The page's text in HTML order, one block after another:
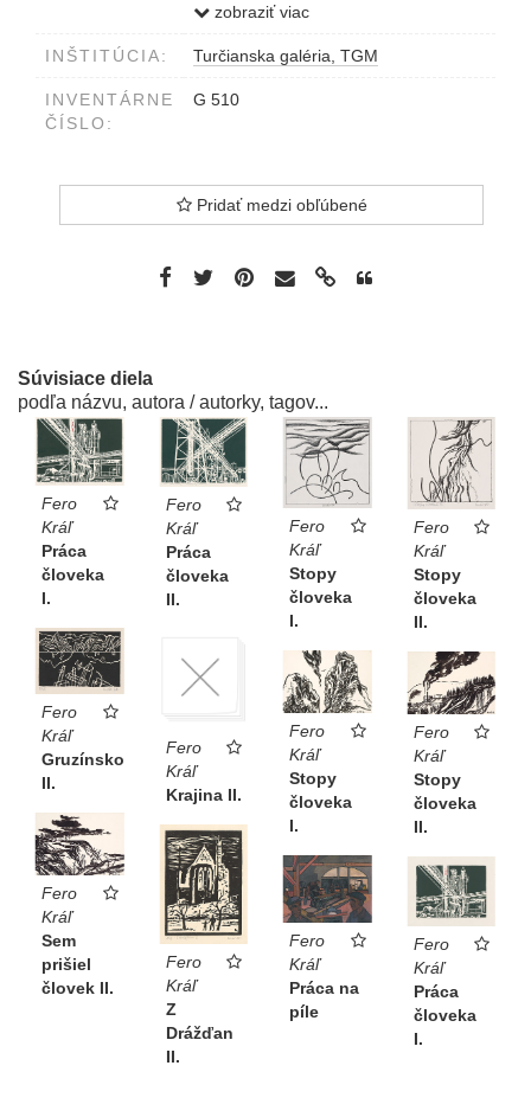
magnezitky v Lubeníku)
zobraziť viac
INŠTITÚCIA: Turčianska galéria, TGM
INVENTÁRNE
ČÍSLO:
G 510
Pridať medzi obľúbené
Súvisiace diela
podľa názvu, autora / autorky, tagov...
Fero
Kráľ
Práca
človeka
I.
Fero
Kráľ
Práca
človeka
II.
Fero
Kráľ
Stopy
človeka
I.
Fero
Kráľ
Stopy
človeka
II.
Fero
Kráľ
Gruzínsko
II.
Fero
Kráľ
Krajina II.
Fero
Kráľ
Stopy
človeka
I.
Fero
Kráľ
Stopy
človeka
II.
Fero
Kráľ
Sem
prišiel
človek II.
Fero
Kráľ
Z
Drážďan
II.
Fero
Kráľ
Práca na
píle
Fero
Kráľ
Práca
človeka
I.